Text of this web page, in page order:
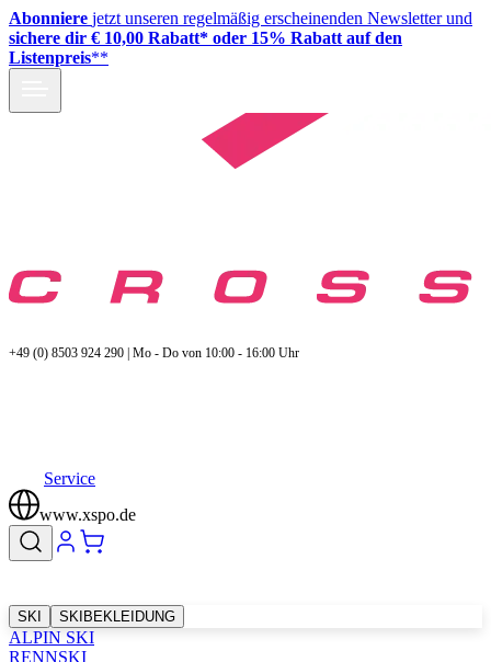
Abonniere jetzt unseren regelmäßig erscheinenden Newsletter und
sichere dir € 10,00 Rabatt* oder 15% Rabatt auf den
Listenpreis**
+49 (0) 8503 924 290 | Mo - Do von 10:00 - 16:00 Uhr
Service
www.xspo.de
SKI SKIBEKLEIDUNG
ALPIN SKI
RENNSKI